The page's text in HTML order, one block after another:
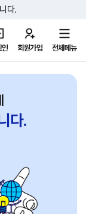
다.
인 회원가입 전체메뉴
다.